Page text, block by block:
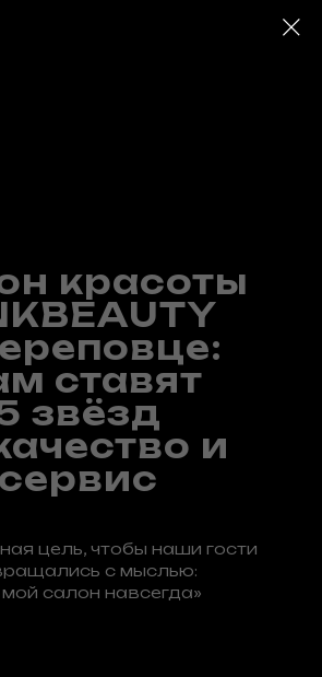
красоты
ставят
звёзд
и
сервис
цель, чтобы наши гости
с мыслью:
салон навсегда»